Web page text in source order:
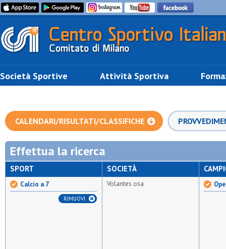
Società Sportive Attività Sportiva
CALENDARI/RISULTATI/CLASSIFICHE
Effettua la ricerca
SPORT
Calcio a 7
RIMUOVI
SOCIETÀ
Volantes osa